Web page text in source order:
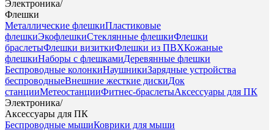
Электроника/
Флешки
Металлические флешкиПластиковые
флешкиЭкофлешкиСтеклянные флешкиФлешки
браслетыФлешки визиткиФлешки из ПВХКожаные
флешкиНаборы с флешкамиДеревянные флешки
Беспроводные колонкиНаушникиЗарядные устройства
беспроводныеВнешние жесткие дискиДок
станцииМетеостанцииФитнес-браслетыАксессуары для ПК
Электроника/
Аксессуары для ПК
Беспроводные мышиКоврики для мыши